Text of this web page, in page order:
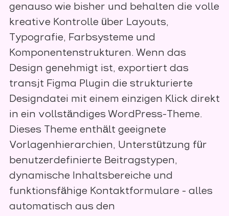
genauso wie bisher und behalten die volle
kreative Kontrolle über Layouts,
Typografie, Farbsysteme und
Komponentenstrukturen. Wenn das
Design genehmigt ist, exportiert das
transjt Figma Plugin die strukturierte
Designdatei mit einem einzigen Klick direkt
in ein vollständiges WordPress-Theme.
Dieses Theme enthält geeignete
Vorlagenhierarchien, Unterstützung für
benutzerdefinierte Beitragstypen,
dynamische Inhaltsbereiche und
funktionsfähige Kontaktformulare - alles
automatisch aus den